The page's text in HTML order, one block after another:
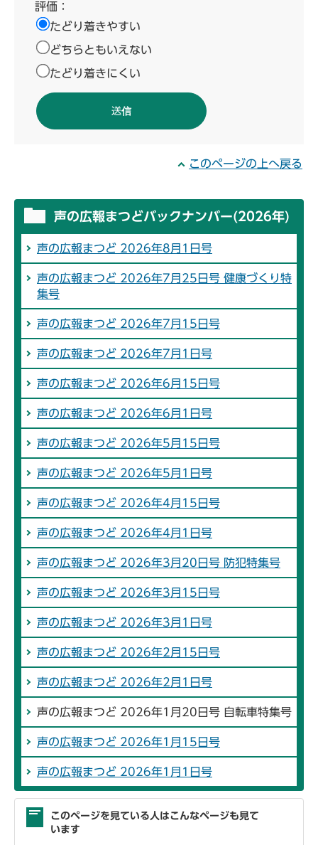
評価：
たどり着きやすい
どちらともいえない
たどり着きにくい
このページの上へ戻る
声の広報まつどバックナンバー(2026年)
声の広報まつど 2026年8月1日号
声の広報まつど 2026年7月25日号 健康づくり特
集号
声の広報まつど 2026年7月15日号
声の広報まつど 2026年7月1日号
声の広報まつど 2026年6月15日号
声の広報まつど 2026年6月1日号
声の広報まつど 2026年5月15日号
声の広報まつど 2026年5月1日号
声の広報まつど 2026年4月15日号
声の広報まつど 2026年4月1日号
声の広報まつど 2026年3月20日号 防犯特集号
声の広報まつど 2026年3月15日号
声の広報まつど 2026年3月1日号
声の広報まつど 2026年2月15日号
声の広報まつど 2026年2月1日号
声の広報まつど 2026年1月20日号 自転車特集号
声の広報まつど 2026年1月15日号
声の広報まつど 2026年1月1日号
このページを見ている人はこんなページも見て
います